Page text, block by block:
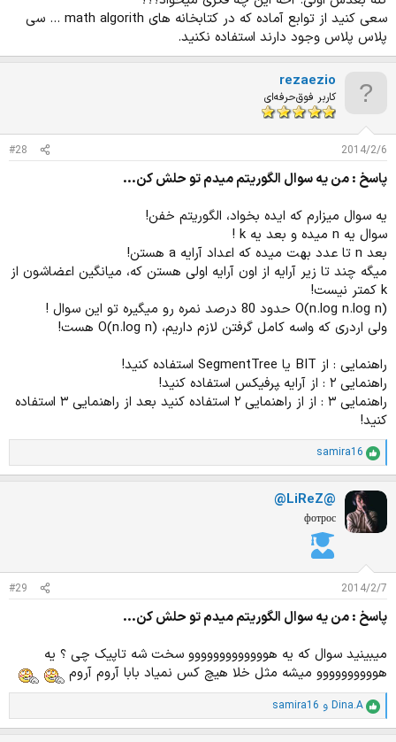
سعی کنید از توابع آماده که در کتابخانه های math algorith ... سی
پلاس پلاس وجود دارند استفاده نکنید.
rezaezio
کاربر فوق‌حرفه‌ای
2014/2/6
#28
پاسخ : من يه سوال الگوريتم ميدم تو حلش كن...
یه سوال میزارم که ایده بخواد،‌ الگوریتم خفن!
سوال یه n میده و بعد یه k !
بعد n تا عدد بهت میده که اعداد آرایه a هستن!
میگه چند تا زیر آرایه از اون آرایه اولی هستن که، میانگین اعضاشون از
k کمتر نیست!
(O(n.log n.log n حدود 80 درصد نمره رو میگیره تو این سوال !
ولی اردری که واسه کامل گرفتن لازم داریم، (O(n.log n هست!
راهنمایی :‌ از BIT یا SegmentTree استفاده کنید!
راهنمایی ۲ : از آرایه ‍‍‍پرفیکس استفاده کنید!
راهنمایی ۳ : از از راهنمایی ۲ استفاده کنید بعد از راهنمایی ۳ استفاده
کنید!
ا
م
ت
ز
:
samira16
@LiReZ@
фотрос
2014/2/7
#29
پاسخ : من يه سوال الگوريتم ميدم تو حلش كن...
میبینید سوال که یه هووووووووووووو سخت شه تاپیک چی ؟ یه
هوووووووووو میشه مثل خلا هیچ کس نمیاد بابا آروم آروم
ا
م
Dina.A و samira16